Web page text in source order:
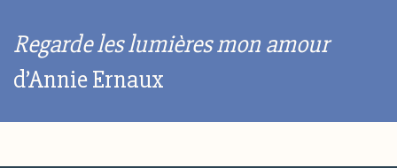
Regarde les lumières mon amour
d’Annie Ernaux